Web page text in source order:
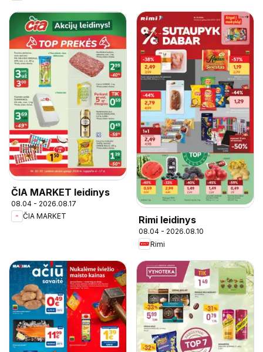
ČIA MARKET leidinys
08.04 - 2026.08.17
ČIA MARKET
Rimi leidinys
08.04 - 2026.08.10
Rimi